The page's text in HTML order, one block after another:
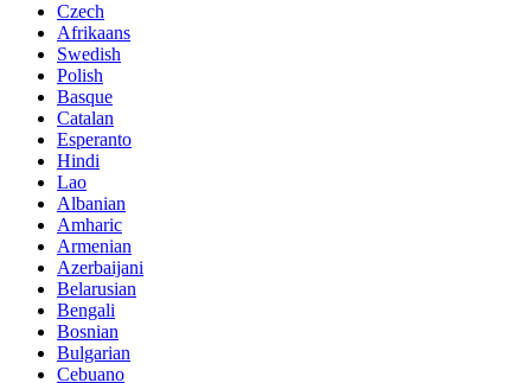
Czech
Afrikaans
Swedish
Polish
Basque
Catalan
Esperanto
Hindi
Lao
Albanian
Amharic
Armenian
Azerbaijani
Belarusian
Bengali
Bosnian
Bulgarian
Cebuano